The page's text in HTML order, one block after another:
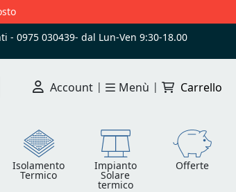
- 0975 030439- dal Lun-Ven 9:30-18.00
Account | Menù | Carrello
Isolamento
Termico
Impianto
Solare
termico
Offerte